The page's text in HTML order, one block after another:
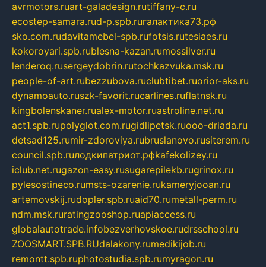
avrmotors.ruart-galadesign.rutiffany-c.ru
ecostep-samara.rud-p.spb.ruгалактика73.рф
sko.com.rudavitamebel-spb.rufotsis.rutesiaes.ru
kokoroyari.spb.rublesna-kazan.rumossilver.ru
lenderoq.rusergeydobrin.rutochkazvuka.msk.ru
people-of-art.rubezzubova.ruclubtibet.ruorior-aks.ru
dynamoauto.ruszk-favorit.rucarlines.ruflatnsk.ru
kingbolenskaner.rualex-motor.ruastroline.net.ru
act1.spb.rupolyglot.com.rugidlipetsk.ruooo-driada.ru
detsad125.rumir-zdoroviya.rubruslanovo.rusiterem.ru
council.spb.ruлодкипатриот.рфkafekolizey.ru
iclub.net.rugazon-easy.rusugarepilekb.rugrinox.ru
pylesostineco.rumsts-ozarenie.rukameryjooan.ru
artemovskij.rudopler.spb.ruaid70.rumetall-perm.ru
ndm.msk.ruratingzooshop.ruapiaccess.ru
globalautotrade.infobezverhovskoe.rudrsschool.ru
ZOOSMART.SPB.RUdalakony.rumedikijob.ru
remontt.spb.ruphotostudia.spb.rumyragon.ru